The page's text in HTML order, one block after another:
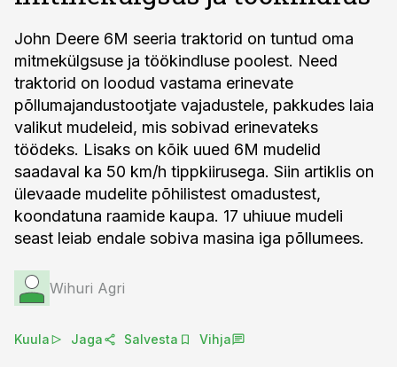
John Deere 6M seeria traktorid on tuntud oma
mitmekülgsuse ja töökindluse poolest. Need
traktorid on loodud vastama erinevate
põllumajandustootjate vajadustele, pakkudes laia
valikut mudeleid, mis sobivad erinevateks
töödeks. Lisaks on kõik uued 6M mudelid
saadaval ka 50 km/h tippkiirusega. Siin artiklis on
ülevaade mudelite põhilistest omadustest,
koondatuna raamide kaupa. 17 uhiuue mudeli
seast leiab endale sobiva masina iga põllumees.
Wihuri Agri
Kuula Jaga Salvesta Vihja